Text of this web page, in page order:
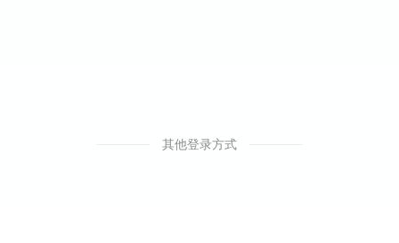
其他登录方式